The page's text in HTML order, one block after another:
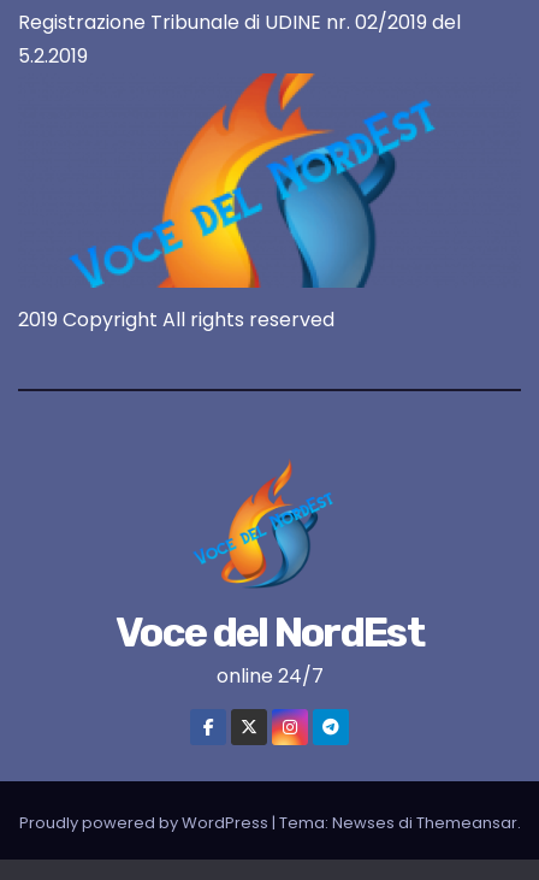
Registrazione Tribunale di UDINE nr. 02/2019 del
5.2.2019
2019 Copyright All rights reserved
Voce del NordEst
online 24/7
Proudly powered by WordPress | Tema: Newses di Themeansar.